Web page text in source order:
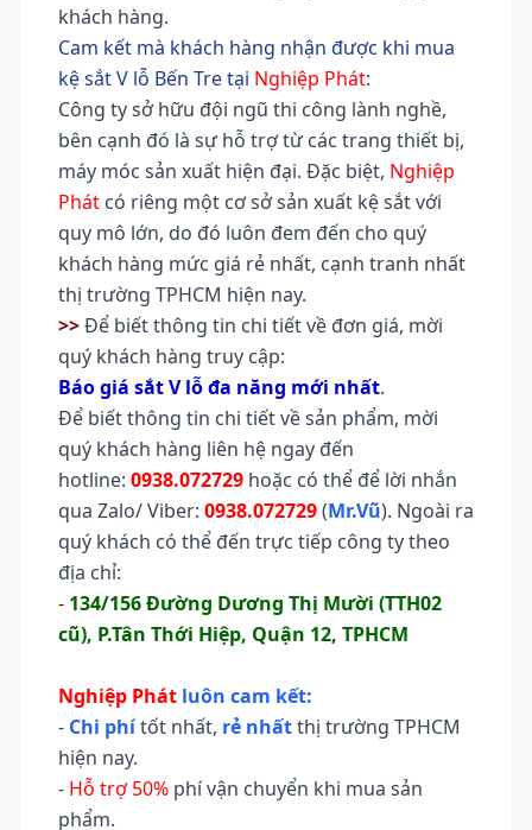
khách hàng.
Cam kết mà khách hàng nhận được khi mua
kệ sắt V lỗ Bến Tre tại Nghiệp Phát:
Công ty sở hữu đội ngũ thi công lành nghề,
bên cạnh đó là sự hỗ trợ từ các trang thiết bị,
máy móc sản xuất hiện đại. Đặc biệt, Nghiệp
Phát có riêng một cơ sở sản xuất kệ sắt với
quy mô lớn, do đó luôn đem đến cho quý
khách hàng mức giá rẻ nhất, cạnh tranh nhất
thị trường TPHCM hiện nay.
>>Để biết thông tin chi tiết về đơn giá, mời
quý khách hàng truy cập:
Báo giá sắt V lỗ đa năng mới nhất.
Để biết thông tin chi tiết về sản phẩm, mời
quý khách hàng liên hệ ngay đến
hotline: 0938.072729 hoặc có thể để lời nhắn
qua Zalo/ Viber: 0938.072729(Mr.Vũ). Ngoài ra
quý khách có thể đến trực tiếp công ty theo
địa chỉ:
- 134/156 Đường Dương Thị Mười (TTH02
cũ), P.Tân Thới Hiệp, Quận 12, TPHCM
Nghiệp Phát luôn cam kết:
- Chi phítốt nhất, rẻ nhấtthị trường TPHCM
hiện nay.
- Hỗ trợ 50% phí vận chuyển khi mua sản
phẩm.